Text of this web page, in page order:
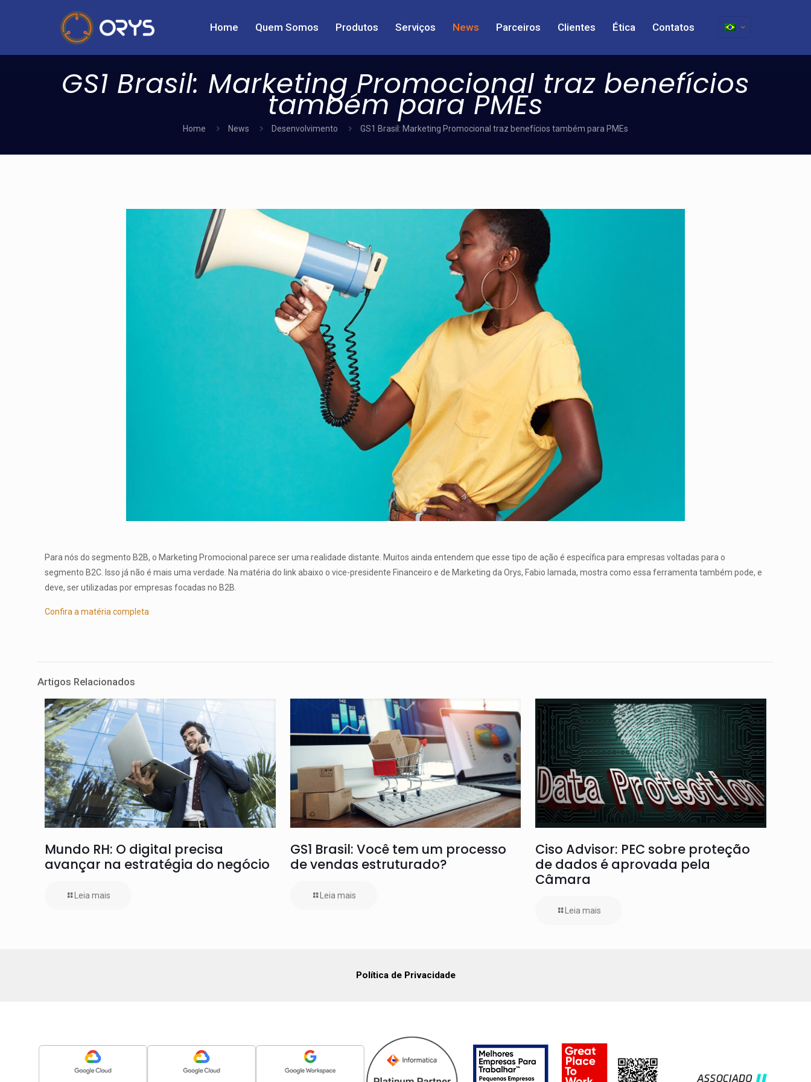
Home Quem Somos Produtos Serviços News Parceiros Clientes Ética Contatos
GS1 Brasil: Marketing Promocional traz benefícios
também para PMEs
Home News Desenvolvimento GS1 Brasil: Marketing Promocional traz benefícios também para PMEs
Para nós do segmento B2B, o Marketing Promocional parece ser uma realidade distante. Muitos ainda entendem que esse tipo de ação é específica para empresas voltadas para o
segmento B2C. Isso já não é mais uma verdade. Na matéria do link abaixo o vice-presidente Financeiro e de Marketing da Orys, Fabio Iamada, mostra como essa ferramenta também pode, e
deve, ser utilizadas por empresas focadas no B2B.
Confira a matéria completa
Artigos Relacionados
Mundo RH: O digital precisa
avançar na estratégia do negócio
Leia mais
GS1 Brasil: Você tem um processo
de vendas estruturado?
Leia mais
Ciso Advisor: PEC sobre proteção
de dados é aprovada pela
Câmara
Leia mais
Política de Privacidade